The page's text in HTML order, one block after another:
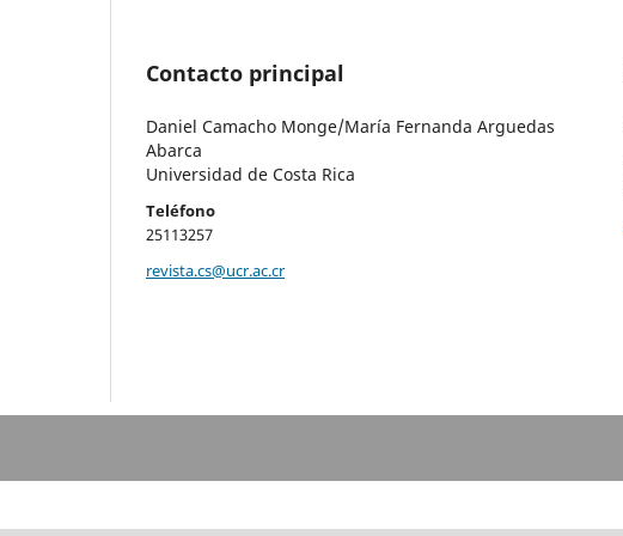
Contacto principal
Daniel Camacho Monge/María Fernanda Arguedas
Abarca
Universidad de Costa Rica
Teléfono
25113257
revista.cs@ucr.ac.cr